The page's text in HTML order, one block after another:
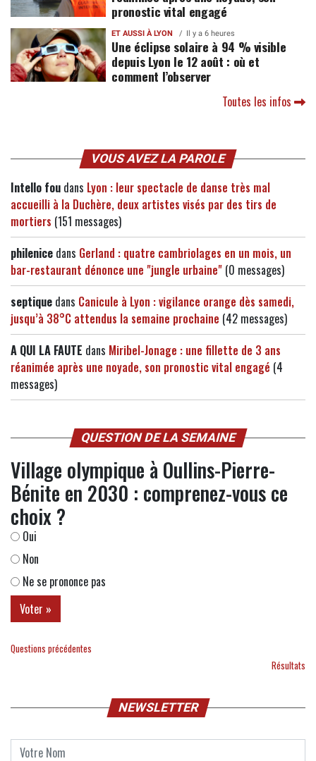
pronostic vital engagé
ET AUSSI À LYON Il y a 6 heures
Une éclipse solaire à 94 % visible
depuis Lyon le 12 août : où et
comment l’observer
Toutes les infos
VOUS AVEZ LA PAROLE
Intello fou dans Lyon : leur spectacle de danse très mal
accueilli à la Duchère, deux artistes visés par des tirs de
mortiers (151 messages)
philenice dans Gerland : quatre cambriolages en un mois, un
bar-restaurant dénonce une "jungle urbaine" (0 messages)
septique dans Canicule à Lyon : vigilance orange dès samedi,
jusqu’à 38°C attendus la semaine prochaine (42 messages)
A QUI LA FAUTE dans Miribel-Jonage : une fillette de 3 ans
réanimée après une noyade, son pronostic vital engagé (4
messages)
QUESTION DE LA SEMAINE
Village olympique à Oullins-Pierre-
Bénite en 2030 : comprenez-vous ce
choix ?
Oui
Non
Ne se prononce pas
Questions précédentes
Résultats
NEWSLETTER